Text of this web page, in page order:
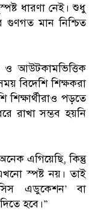
ধারণা নেই। শুধু
গুণগত মান নিশ্চিত
আউটকামভিত্তিক
বিদেশি শিক্ষকরা
পড়তে
রাখা সম্ভব হয়নি
এগিয়েছি, কিন্তু
স্পষ্ট নয়। তাই
এডুকেশন’ বা
হবে।”